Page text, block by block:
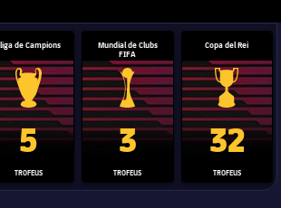
de Campions
Trofeu de la Lliga de Campions
5
TROFEUS
Mundial de Clubs
FIFA
Trofeu del Mundial de Clubs
3
TROFEUS
Copa del Rei
Copa del
32
TROFEUS